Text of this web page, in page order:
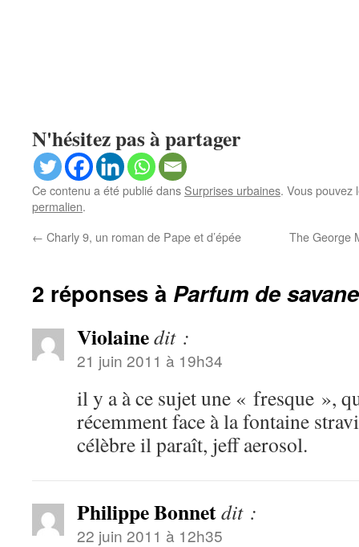
N'hésitez pas à partager
Ce contenu a été publié dans Surprises urbaines. Vous
permalien.
← Charly 9, un roman de Pape et d’épée The George
2 réponses à Parfum de
Violainedit :
21 juin 2011 à 19h34
il y a à ce sujet une « fresque »,
récemment face à la fontaine
célèbre il paraît, jeff aerosol.
Philippe Bonnetdit :
22 juin 2011 à 12h35